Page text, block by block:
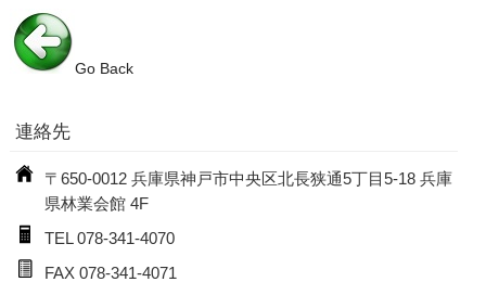
Go Back
連絡先
〒650-0012 兵庫県神戸市中央区北長狭通5丁目5-18 兵庫
県林業会館 4F
TEL 078-341-4070
FAX 078-341-4071